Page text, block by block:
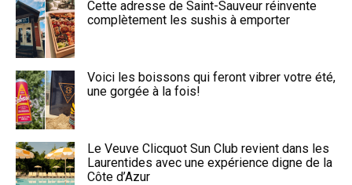
Cette adresse de Saint-Sauveur réinvente
complètement les sushis à emporter
Voici les boissons qui feront vibrer votre été,
une gorgée à la fois!
Le Veuve Clicquot Sun Club revient dans les
Laurentides avec une expérience digne de la
Côte d’Azur